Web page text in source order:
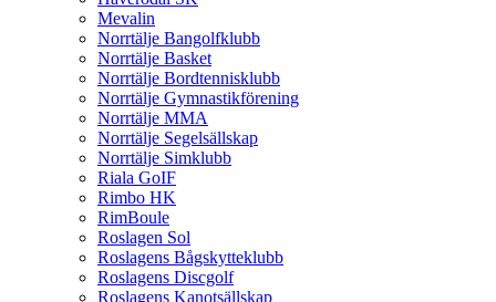
Mevalin
Norrtälje Bangolfklubb
Norrtälje Basket
Norrtälje Bordtennisklubb
Norrtälje Gymnastikförening
Norrtälje MMA
Norrtälje Segelsällskap
Norrtälje Simklubb
Riala GoIF
Rimbo HK
RimBoule
Roslagen Sol
Roslagens Bågskytteklubb
Roslagens Discgolf
Roslagens Kanotsällskap